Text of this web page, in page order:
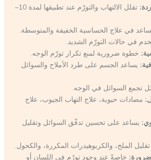
تقلل الالتهاب والتورّم عند تطبيقها لمدة 10–
في علاج الحساسية الخفيفة والمتوسطة.
في حالات التورّم الشديد.
خطوة ضرورية لمنع تكرار تورّم الوجه.
يساعد الجسم على طرد الأملاح والسوائل
تجمع السوائل في الوجه.
مضادات حيوية، علاج التهاب الجيوب، علاج
يساعد على تحسين تدفّق السوائل وتقليل
تقليل الملح، والكربوهيدرات المكررة، والكحول.
خاصةً عند وجود تورّم في اللسان أو